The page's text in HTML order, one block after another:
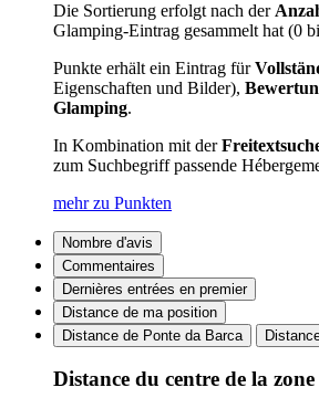
Die Sortierung erfolgt nach der
Glamping-Eintrag gesammelt hat (0
Punkte erhält ein Eintrag für
Eigenschaften und Bilder),
Glamping.
In Kombination mit der
zum Suchbegriff passende
mehr zu Punkten
Nombre d'avis
Commentaires
Dernières entrées en premier
Distance de ma position
Distance de Ponte da Barca
Distance du centre de la zone